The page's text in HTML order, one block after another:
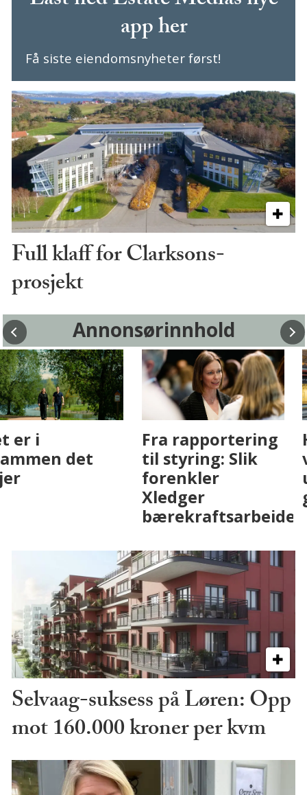
app her
Få siste eiendomsnyheter først!
Full klaff for Clarksons-
prosjekt
Annonsørinnhold
Fenistra endrer
eiendomsbransjen
med AI. Slik ser vi
Det er i
Drammen det
skjer
Selvaag-suksess på Løren: Opp
mot 160.000 kroner per kvm